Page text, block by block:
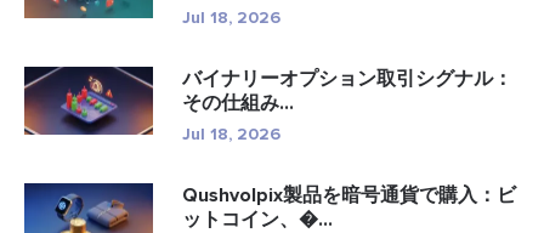
Jul 18, 2026
バイナリーオプション取引シグナル：
その仕組み...
Jul 18, 2026
Qushvolpix製品を暗号通貨で購入：ビ
ットコイン、�...